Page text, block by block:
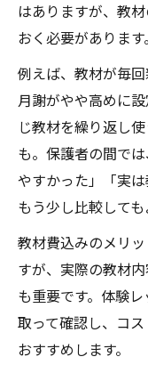
はありますが、教
おく必要があります。
例えば、教材が毎
月謝がやや高めに
じ教材を繰り返し
も。保護者の間で
やすかった」「実
もう少し比較して
教材費込みのメリ
すが、実際の教材
も重要です。体験
取って確認し、コ
おすすめします。